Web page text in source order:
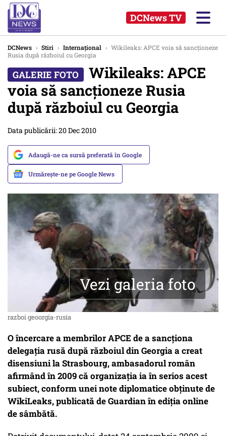
DCNews TV
DCNews › Stiri › Internațional › Wikileaks: APCE voia să sancționeze
Rusia după războiul cu Georgia
Wikileaks: APCE
voia să sancționeze Rusia
după războiul cu Georgia
Data publicării: 20 Dec 2010
Adaugă-ne ca sursă preferată în Google
Urmărește-ne pe Google News
Vezi galeria foto
razboi geoorgia-rusia
O încercare a membrilor APCE de a sancţiona
delegaţia rusă după războiul din Georgia a creat
disensiuni la Strasbourg, ambasadorul român
afirmând în 2009 că organizaţia ia în serios acest
subiect, conform unei note diplomatice obţinute de
WikiLeaks, publicată de Guardian în ediţia online
de sâmbătă.